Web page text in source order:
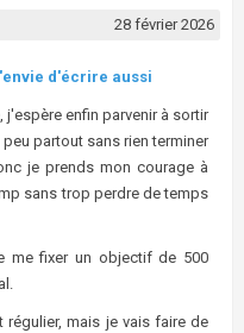
28 février 2026
d'écrire aussi
j'espère enfin parvenir à sortir
partout sans rien terminer
je prends mon courage à
sans trop perdre de temps
me fixer un objectif de 500
mais je vais faire de